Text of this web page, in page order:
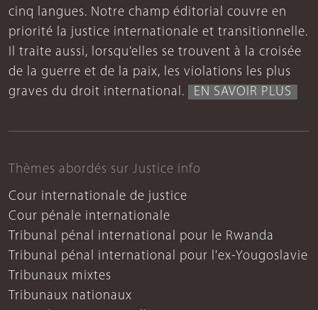
cinq langues. Notre champ éditorial couvre en
priorité la justice internationale et transitionnelle.
Il traite aussi, lorsqu’elles se trouvent à la croisée
de la guerre et de la paix, les violations les plus
graves du droit international.
EN SAVOIR PLUS
Thèmes abordés sur Justice info
Cour internationale de justice
Cour pénale internationale
Tribunal pénal international pour le Rwanda
Tribunal pénal international pour l'ex-Yougoslavie
Tribunaux mixtes
Tribunaux nationaux